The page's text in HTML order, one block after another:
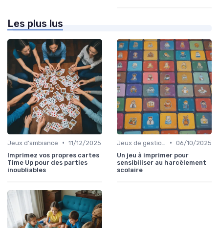
Les plus lus
Jeux d'ambiance • 11/12/2025
Imprimez vos propres cartes
Time Up pour des parties
inoubliables
• 06/10/2025
Un jeu à imprimer pour
sensibiliser au harcèlement
scolaire